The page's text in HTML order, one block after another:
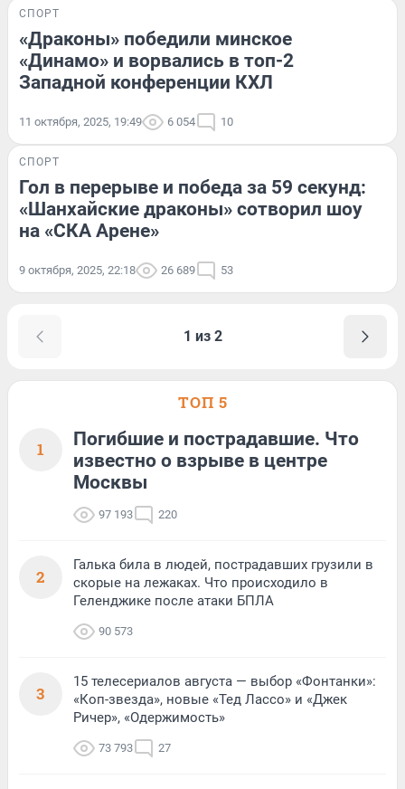
СПОРТ
«Драконы» победили минское
«Динамо» и ворвались в топ-2
Западной конференции КХЛ
11 октября, 2025, 19:49 6 054 10
СПОРТ
Гол в перерыве и победа за 59 секунд:
«Шанхайские драконы» сотворил шоу
на «СКА Арене»
9 октября, 2025, 22:18 26 689 53
1 из 2
ТОП 5
1
Погибшие и пострадавшие. Что
известно о взрыве в центре
Москвы
97 193 220
2
Галька била в людей, пострадавших грузили в
скорые на лежаках. Что происходило в
Геленджике после атаки БПЛА
90 573
3
15 телесериалов августа — выбор «Фонтанки»:
«Коп-звезда», новые «Тед Лассо» и «Джек
Ричер», «Одержимость»
73 793 27